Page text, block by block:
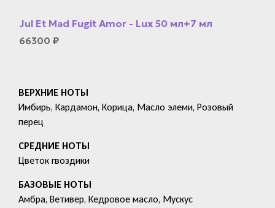
Jul Et Mad Fugit Amor - Lux 50 мл+7 мл
66300 ₽
ВЕРХНИЕ НОТЫ
Имбирь, Кардамон, Корица, Масло элеми, Розовый
перец
СРЕДНИЕ НОТЫ
Цветок гвоздики
БАЗОВЫЕ НОТЫ
Амбра, Ветивер, Кедровое масло, Мускус